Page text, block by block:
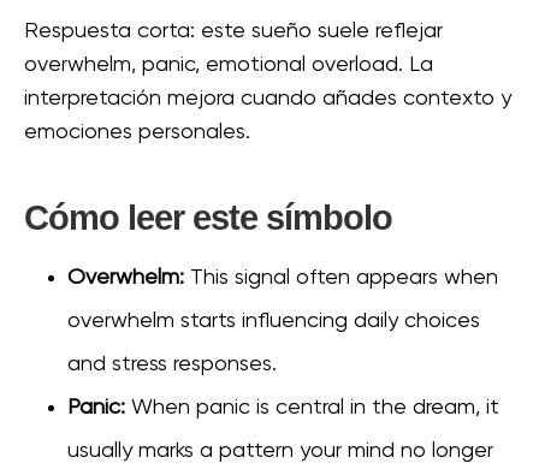
Respuesta corta: este sueño suele reflejar
overwhelm, panic, emotional overload. La
interpretación mejora cuando añades contexto y
emociones personales.
Cómo leer este símbolo
Overwhelm: This signal often appears when
overwhelm starts influencing daily choices
and stress responses.
Panic: When panic is central in the dream, it
usually marks a pattern your mind no longer